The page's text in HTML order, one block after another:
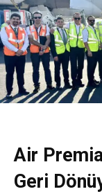
Air
Geri